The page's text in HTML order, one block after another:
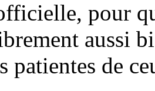
pour
aussi
patientes de